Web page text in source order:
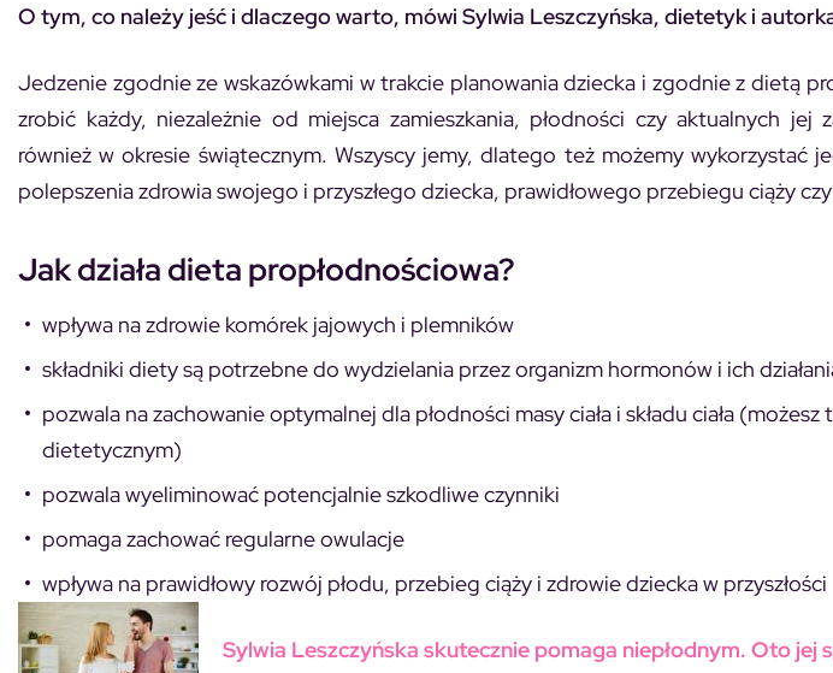
O tym, co należy jeść i dlaczego warto, mówi Sylwia Leszczyńska, dietetyk i
Jedzenie zgodnie ze wskazówkami w trakcie planowania dziecka i zgodnie z dietą
zrobić każdy, niezależnie od miejsca zamieszkania, płodności czy aktualnych jej
również w okresie świątecznym. Wszyscy jemy, dlatego też możemy wykorzystać
polepszenia zdrowia swojego i przyszłego dziecka, prawidłowego przebiegu ciąży
Jak działa dieta propłodnościowa?
wpływa na zdrowie komórek jajowych i plemników
składniki diety są potrzebne do wydzielania przez organizm hormonów i ich
pozwala na zachowanie optymalnej dla płodności masy ciała i składu ciała
dietetycznym)
pozwala wyeliminować potencjalnie szkodliwe czynniki
pomaga zachować regularne owulacje
wpływa na prawidłowy rozwój płodu, przebieg ciąży i zdrowie dziecka w przyszłości
Sylwia Leszczyńska skutecznie pomaga niepłodnym. Oto jej